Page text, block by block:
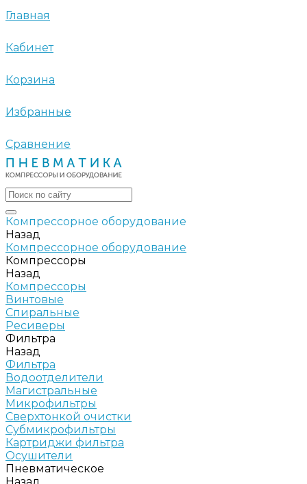
Главная
Кабинет
Корзина
Избранные
Сравнение
Компрессорное оборудование
Назад
Компрессорное оборудование
Компрессоры
Назад
Компрессоры
Винтовые
Спиральные
Ресиверы
Фильтра
Назад
Фильтра
Водоотделители
Магистральные
Микрофильтры
Сверхтонкой очистки
Субмикрофильтры
Картриджи фильтра
Осушители
Пневматическое